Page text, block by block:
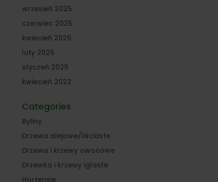
wrzesień 2025
czerwiec 2025
kwiecień 2025
luty 2025
styczeń 2025
kwiecień 2022
Categories
Byliny
Drzewa alejowe/liściaste
Drzewa i krzewy owocowe
Drzewka i krzewy iglaste
Hortensje